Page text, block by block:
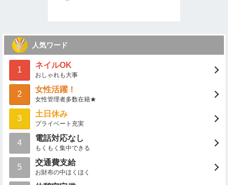
人気ワード
1
ネイルOK
おしゃれも大事
2
女性活躍！
女性管理者多数在籍★
3
土日休み
プライベート充実
4
電話対応なし
もくもく集中できる
5
交通費支給
お財布の中ほくほく